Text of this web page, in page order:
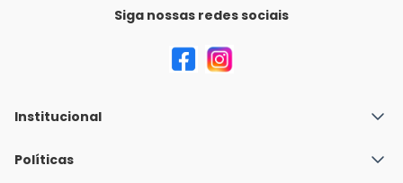
Siga nossas redes sociais
Institucional
Quem Somos
Políticas